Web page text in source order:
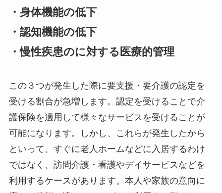
・身体機能の低下
・認知機能の低下
・慢性疾患のに対する医療的管理
この３つが発生した際に要支援・要介護の認定を
受ける割合が急増します。認定を受けることで介
護保険を適用して様々なサービスを受けることが
可能になります。しかし、これらが発生したから
といって、すぐに老人ホームなどに入居するわけ
ではなく、訪問介護・看護やデイサービスなどを
利用するケースがあります。本人や家族の意向に